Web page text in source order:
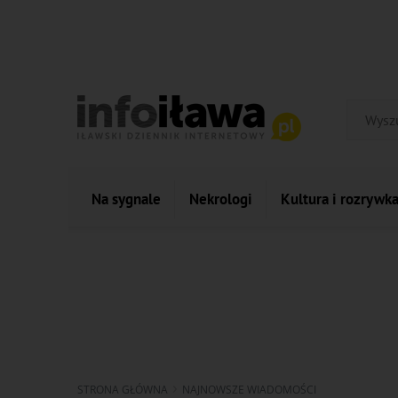
Na sygnale Nekrologi Kultura i rozrywka
STRONA GŁÓWNA NAJNOWSZE WIADOMOŚCI